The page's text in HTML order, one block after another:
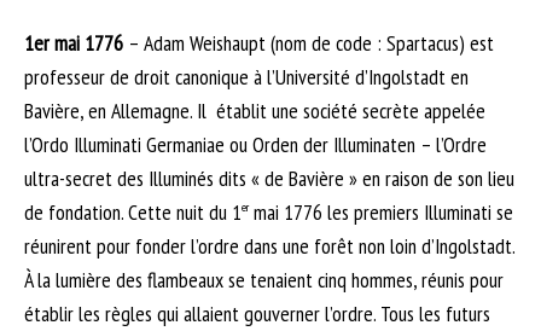
1er mai 1776 – Adam Weishaupt (nom de code : Spartacus) est
professeur de droit canonique à l’Université d’Ingolstadt en
Bavière, en Allemagne. Il établit une société secrète appelée
l’Ordo Illuminati Germaniae ou Orden der Illuminaten – l’Ordre
ultra-secret des Illuminés dits « de Bavière » en raison de son lieu
de fondation. Cette nuit du 1ermai 1776 les premiers Illuminati se
réunirent pour fonder l’ordre dans une forêt non loin d’Ingolstadt.
À la lumière des flambeaux se tenaient cinq hommes, réunis pour
établir les règles qui allaient gouverner l’ordre. Tous les futurs